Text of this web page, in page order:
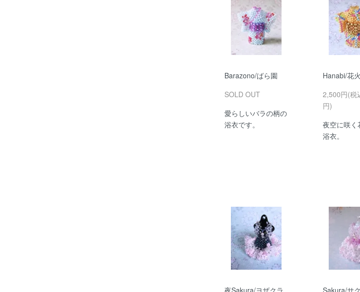
Barazono/ばら園
SOLD OUT
愛らしいバラの柄の
浴衣です。
Hanabi/花火
2,500円(税
円)
夜空に咲く
浴衣。
夜Sakura/ヨザクラ Sakura/サ